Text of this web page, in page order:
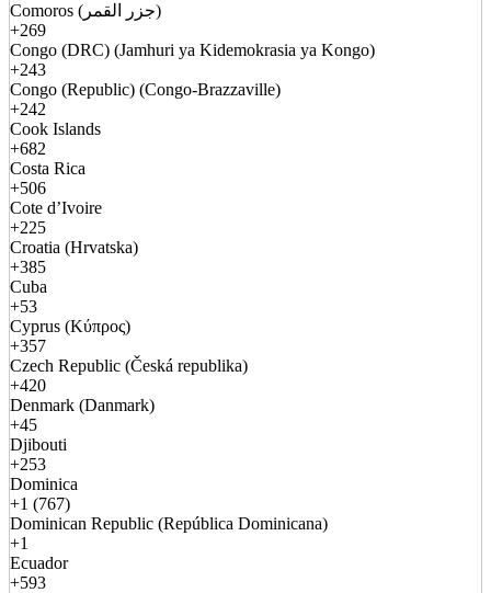
Comoros (جزر القمر)
+269
Congo (DRC) (Jamhuri ya Kidemokrasia ya Kongo)
+243
Congo (Republic) (Congo-Brazzaville)
+242
Cook Islands
+682
Costa Rica
+506
Cote d’Ivoire
+225
Croatia (Hrvatska)
+385
Cuba
+53
Cyprus (Κύπρος)
+357
Czech Republic (Česká republika)
+420
Denmark (Danmark)
+45
Djibouti
+253
Dominica
+1 (767)
Dominican Republic (República Dominicana)
+1
Ecuador
+593